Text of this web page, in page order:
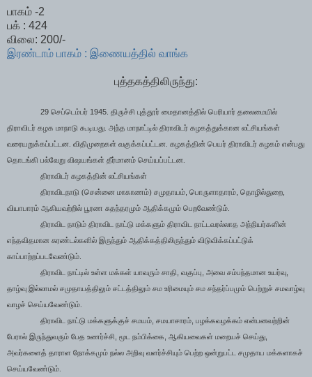
பாகம் -2
பக் : 424
விலை: 200/-
இரண்டாம் பாகம் : இணையத்தில் வாங்க
புத்தகத்திலிருந்து:
29 செப்டெம்பர் 1945. திருச்சி புத்தூர் மைதானத்தில் பெரியார் தலைமையில்
திராவிடர் கழக மாநாடு கூடியது. அந்த மாநாட்டில் திராவிடர் கழகத்துக்கான லட்சியங்கள்
வரையறுக்கப்பட்டன. விதிமுறைகள் வகுக்கப்பட்டன. கழகத்தின் பெயர் திராவிடர் கழகம் என்பது
தொடங்கி பல்வேறு விஷயங்கள் தீர்மானம் செய்யப்பட்டன.
திராவிடர் கழகத்தின் லட்சியங்கள்
திராவிடநாடு (சென்னை மாகாணம்) சமுதாயம் பொருளாதாரம் தொழில்துறை
வியாபாரம் ஆகியவற்றில் பூரண சுதந்தரமும் ஆதிக்கமும் பெறவேண்டும்.
திராவிட நாடும் திராவிட நாட்டு மக்களும் திராவிட நாட்டவரல்லாத அந்நியர்களின்
எந்தவிதமான சுரண்டல்களில் இருந்தும் ஆதிக்கத்திலிருந்தும் விடுவிக்கப்பட்டுக்
காப்பாற்றப்படவேண்டும்.
திராவிட நாட்டில் உள்ள மக்கள் யாவரும் சாதி வகுப்பு அவை சம்பந்தமான உயர்வு
தாழ்வு இல்லாமல் சமுதாயத்திலும் சட்டத்திலும் சம உரிமையும் சம சந்தர்ப்பமும் பெற்றுச் சமவாழ்வு
வாழச் செய்யவேண்டும்.
திராவிட நாட்டு மக்களுக்குச் சமயம் சமயாசாரம் பழக்கவழக்கம் என்பனவற்றின்
பேரால் இருந்துவரும் பேத உணர்ச்சி மூட நம்பிக்கை ஆகியவைகள் மறையச் செய்து
அவர்களைத் தாராள நோக்கமும் நல்ல அறிவு வளர்ச்சியும் பெற்ற ஒன்றுபட்ட சமுதாய மக்களாகச்
செய்யவேண்டும்.